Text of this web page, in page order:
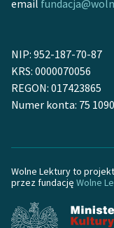
email
NIP: 952-187-70-87
KRS: 0000070056
REGON: 017423865
Numer konta: 75
Wolne Lektury to
przez fundację Wolne